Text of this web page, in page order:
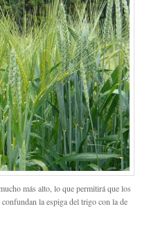
más alto, lo que permitirá que los
la espiga del trigo con la de